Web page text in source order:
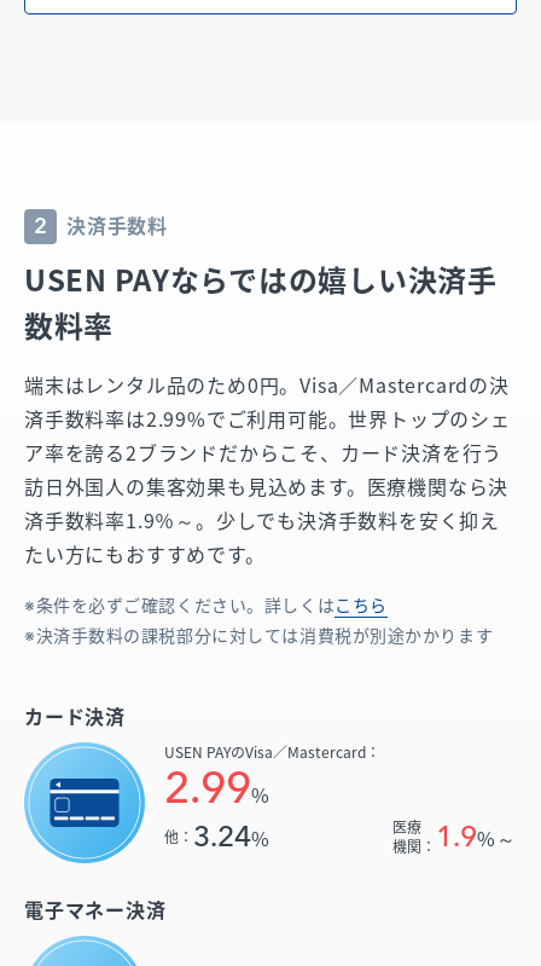
2 決済手数料
USEN PAYならではの嬉しい決済手
数料率
端末はレンタル品のため0円。Visa／Mastercardの決
済手数料率は2.99%でご利用可能。世界トップのシェ
ア率を誇る2ブランドだからこそ、カード決済を行う
訪日外国人の集客効果も見込めます。 医療機関なら決
済手数料率1.9％～。少しでも決済手数料を安く抑え
たい方にもおすすめです。
条件を必ずご確認ください。詳しくはこちら
決済手数料の課税部分に対しては消費税が別途かかります
カード決済
USEN PAYのVisa／Mastercard：
2.99%
他： 3.24%
医療
機関： 1.9%～
電子マネー決済